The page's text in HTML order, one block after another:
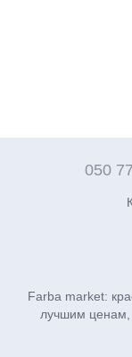
050
Farba market:
лучшим ценам,